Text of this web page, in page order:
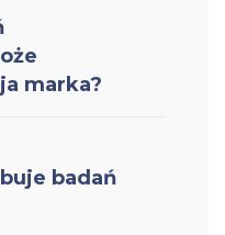
marka?
badań